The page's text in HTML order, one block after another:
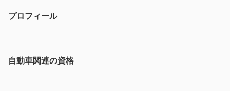
プロフィール
自動車関連の資格